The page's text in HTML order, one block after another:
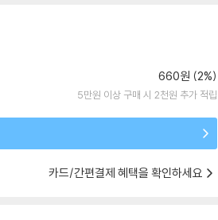
660원 (2%)
5만원 이상 구매 시 2천원 추가 적립
카드/간편결제 혜택을 확인하세요